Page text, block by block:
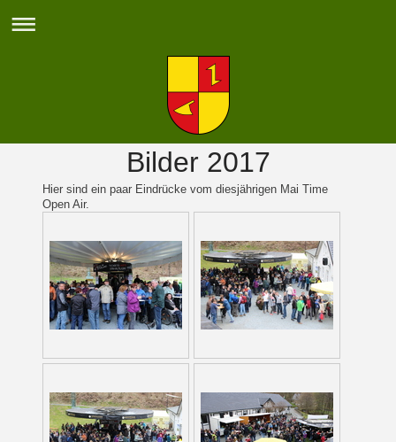
Bilder 2017
Hier sind ein paar Eindrücke vom diesjährigen Mai Time
Open Air.